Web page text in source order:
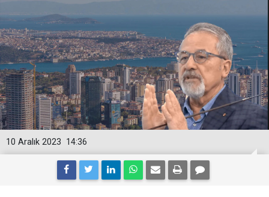
14:36
10 Aralık 2023